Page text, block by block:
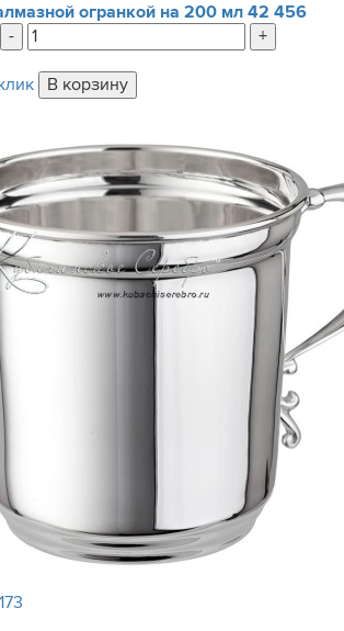
огранкой на 200 мл 42 456
-
+